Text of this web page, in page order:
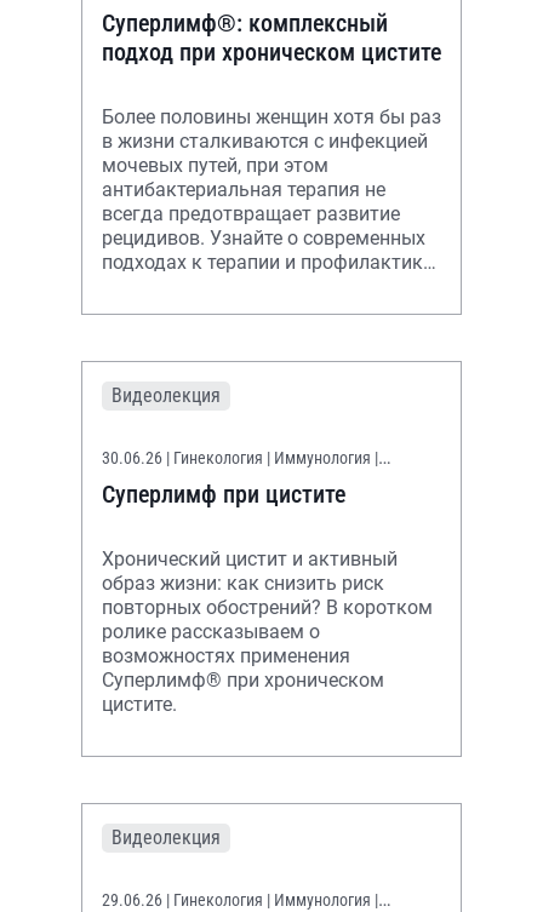
Уронефрология
Суперлимф®: комплексный
подход при хроническом цистите
Более половины женщин хотя бы раз
в жизни сталкиваются с инфекцией
мочевых путей, при этом
антибактериальная терапия не
всегда предотвращает развитие
рецидивов. Узнайте о современных
подходах к терапии и профилактике
цистита.
Видеолекция
30.06.26 | Гинекология | Иммунология |
Уронефрология
Суперлимф при цистите
Хронический цистит и активный
образ жизни: как снизить риск
повторных обострений? В коротком
ролике рассказываем о
возможностях применения
Суперлимф® при хроническом
цистите.
Видеолекция
29.06.26 | Гинекология | Иммунология |